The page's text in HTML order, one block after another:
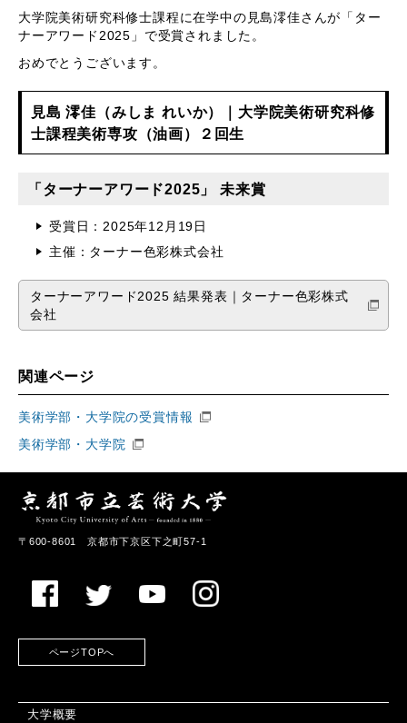
大学院美術研究科修士課程に在学中の見島澪佳さんが「ター
ナーアワード2025」で受賞されました。
おめでとうございます。
見島 澪佳（みしま れいか）｜大学院美術研究科修
士課程美術専攻（油画）２回生
「ターナーアワード2025」 未来賞
受賞日：2025年12月19日
主催：ターナー色彩株式会社
ターナーアワード2025 結果発表｜ターナー色彩株式
会社
関連ページ
美術学部・大学院の受賞情報
美術学部・大学院
〒600-8601 京都市下京区下之町57-1
ページTOPへ
大学概要